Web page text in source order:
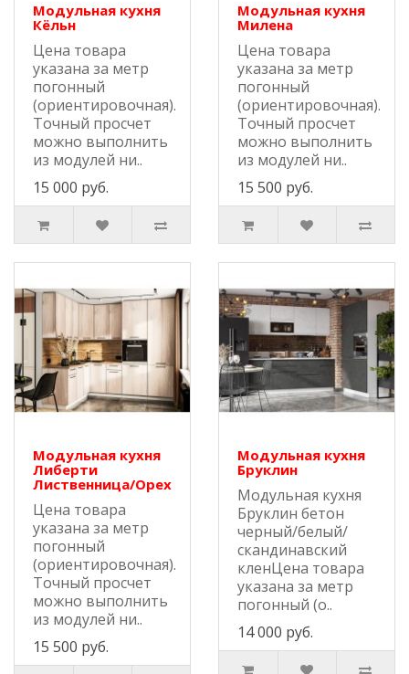
Модульная кухня
Кёльн
Цена товара
указана за метр
погонный
(ориентировочная).
Точный просчет
можно выполнить
из модулей ни..
15 000 руб.
Модульная кухня
Милена
Цена товара
указана за метр
погонный
(ориентировочная).
Точный просчет
можно выполнить
из модулей ни..
15 500 руб.
Модульная кухня
Либерти
Лиственница/Орех
Цена товара
указана за метр
погонный
(ориентировочная).
Точный просчет
можно выполнить
из модулей ни..
15 500 руб.
Модульная кухня
Бруклин
Модульная кухня
Бруклин бетон
черный/белый/
скандинавский
кленЦена товара
указана за метр
погонный (о..
14 000 руб.